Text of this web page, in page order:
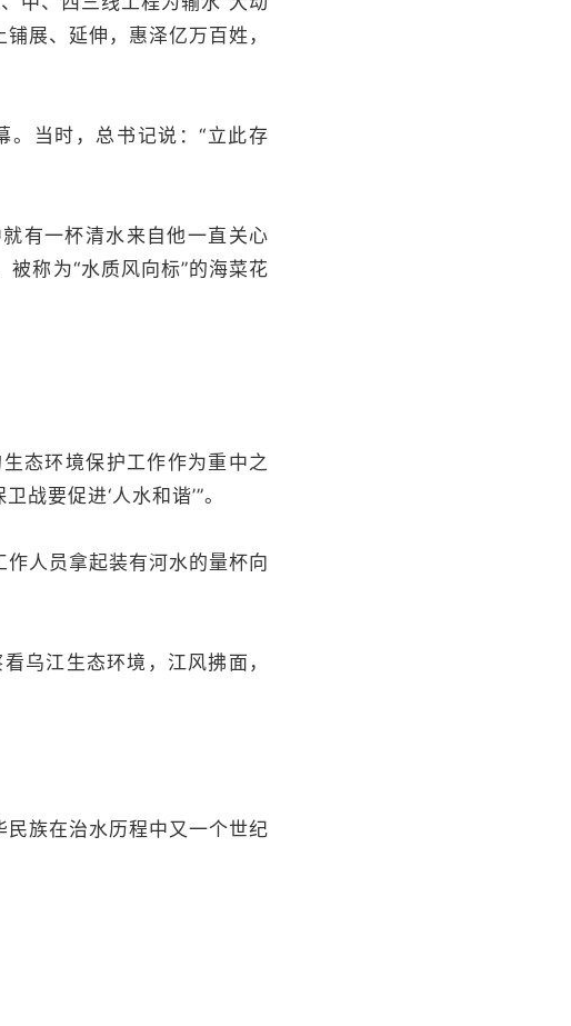
展、延伸，惠泽亿万百姓，
。当时，总书记说：“立此存
有一杯清水来自他一直关心
被称为“水质风向标”的海菜花
态环境保护工作作为重中之
要促进‘人水和谐’”。
人员拿起装有河水的量杯向
乌江生态环境，江风拂面，
族在治水历程中又一个世纪